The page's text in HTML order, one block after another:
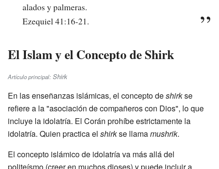
alados y palmeras.
Ezequiel 41:16-21.
El Islam y el Concepto de Shirk
Artículo principal: Shirk
En las enseñanzas islámicas, el concepto deshirkse
refiere a la "asociación de compañeros con Dios", lo que
incluye la idolatría. El Corán prohíbe estrictamente la
idolatría. Quien practica el shirkse llamamushrik.
El concepto islámico de idolatría va más allá del